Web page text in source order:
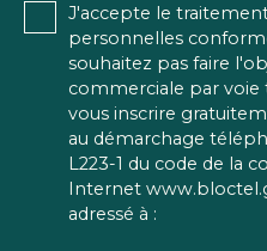
J'accepte le
personnelles
souhaitez pas faire
commerciale par
vous inscrire
au démarchage
L223-1 du code de la
Internet
adressé à :